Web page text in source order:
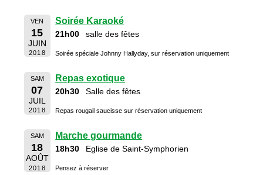
VEN
15
JUIN
2018
Soirée Karaoké
21h00 salle des fêtes
Soirée spéciale Johnny Hallyday, sur réservation uniquement
SAM
07
JUIL
2018
Repas exotique
20h30 Salle des fêtes
Repas rougail saucisse sur réservation uniquement
SAM
18
AOÛT
2018
Marche gourmande
18h30 Eglise de Saint-Symphorien
Pensez à réserver